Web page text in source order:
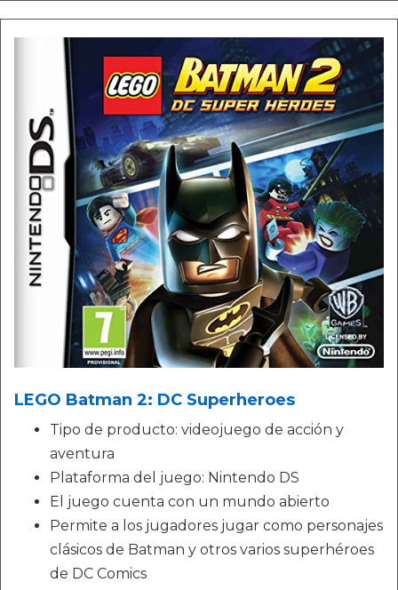
LEGO Batman 2: DC Superheroes
Tipo de producto: videojuego de acción y
aventura
Plataforma del juego: Nintendo DS
El juego cuenta con un mundo abierto
Permite a los jugadores jugar como personajes
clásicos de Batman y otros varios superhéroes
de DC Comics